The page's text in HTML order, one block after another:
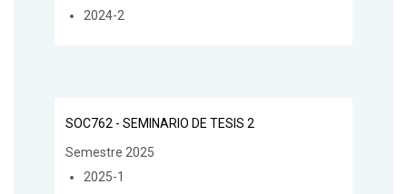
2024-2
SOC762 - SEMINARIO DE TESIS 2
Semestre 2025
2025-1